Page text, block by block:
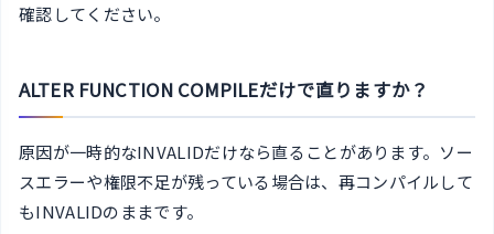
確認してください。
ALTER FUNCTION COMPILEだけで直りますか？
原因が一時的なINVALIDだけなら直ることがあります。ソー
スエラーや権限不足が残っている場合は、再コンパイルして
もINVALIDのままです。